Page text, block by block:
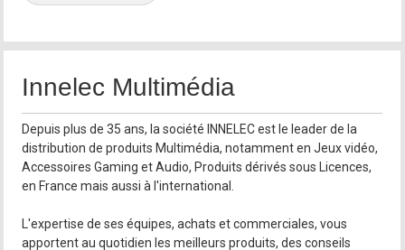
Innelec Multimédia
Depuis plus de 35 ans, la société INNELEC est le leader de la
distribution de produits Multimédia, notamment en Jeux vidéo,
Accessoires Gaming et Audio, Produits dérivés sous Licences,
en France mais aussi à l'international.
L'expertise de ses équipes, achats et commerciales, vous
apportent au quotidien les meilleurs produits, des conseils